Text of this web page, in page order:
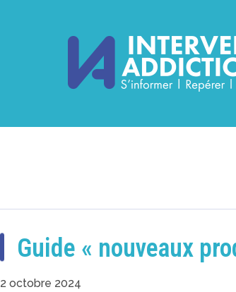
Guide « nouveaux
2 octobre 2024